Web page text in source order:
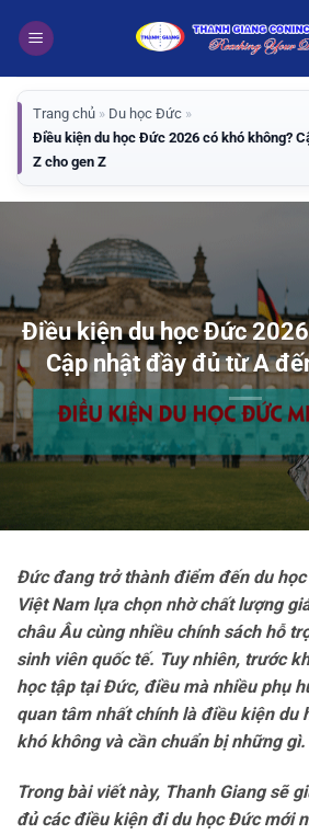
qua
dung
Trang chủ » Du học Đức »
Điều kiện du học Đức 2026 có khó không?
Z cho gen Z
Điều kiện du học Đức
Cập nhật đầy đủ từ A
Đức đang trở thành điểm đến du
Việt Nam lựa chọn nhờ chất lượng
châu Âu cùng nhiều chính sách hỗ
sinh viên quốc tế. Tuy nhiên, trước
học tập tại Đức, điều mà nhiều phụ
quan tâm nhất chính là điều kiện du
khó không và cần chuẩn bị những gì.
Trong bài viết này, Thanh Giang sẽ
đủ các điều kiện đi du học Đức mới